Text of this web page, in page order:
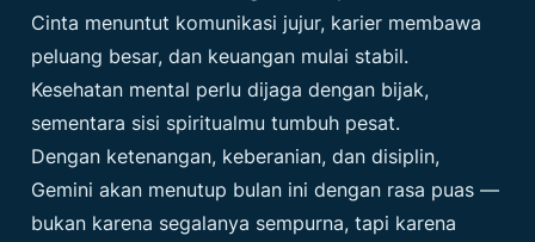
Cinta menuntut komunikasi jujur, karier membawa
peluang besar, dan keuangan mulai stabil.
Kesehatan mental perlu dijaga dengan bijak,
sementara sisi spiritualmu tumbuh pesat.
Dengan ketenangan, keberanian, dan disiplin,
Gemini akan menutup bulan ini dengan rasa puas —
bukan karena segalanya sempurna, tapi karena